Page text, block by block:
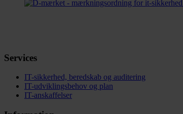
Services
IT-sikkerhed, beredskab og auditering
IT-udviklingsbehov og plan
IT-anskaffelser